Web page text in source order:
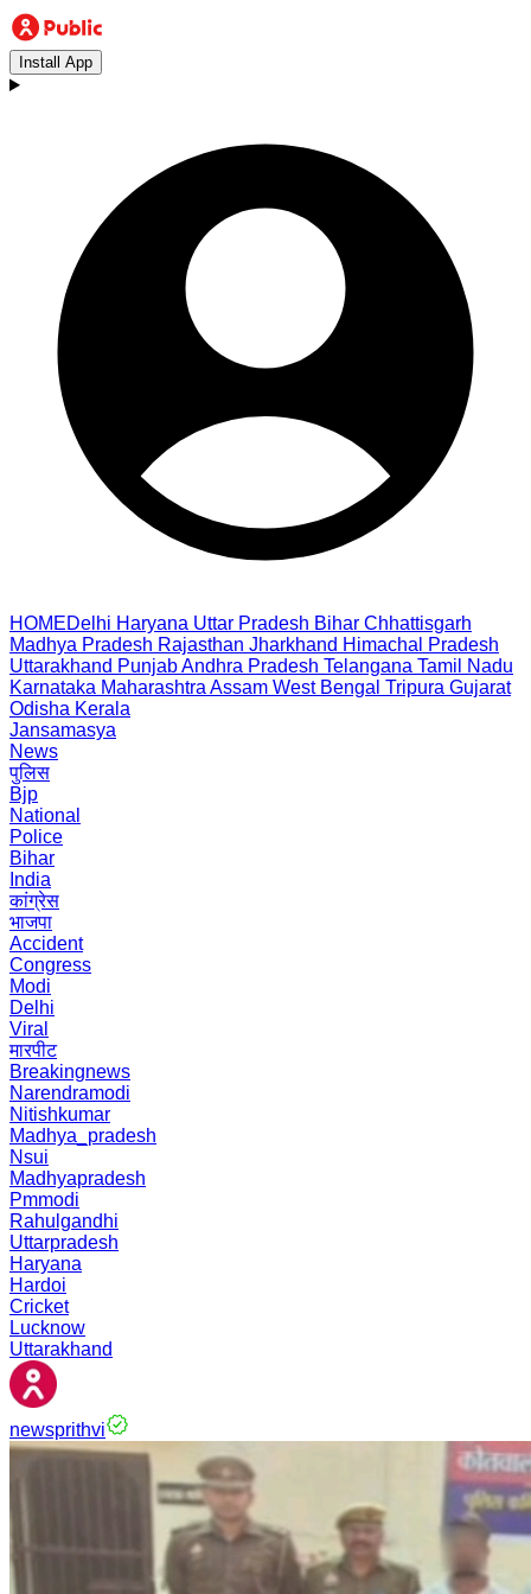
Install App
HOMEDelhi Haryana Uttar Pradesh Bihar Chhattisgarh
Madhya Pradesh Rajasthan Jharkhand Himachal Pradesh
Uttarakhand PunjabAndhra Pradesh Telangana Tamil Nadu
Karnataka Maharashtra Assam West Bengal Tripura Gujarat
Odisha Kerala
Jansamasya
News
पुलिस
Bjp
National
Police
Bihar
India
कांग्रेस
भाजपा
Accident
Congress
Modi
Delhi
Viral
मारपीट
Breakingnews
Narendramodi
Nitishkumar
Madhya_pradesh
Nsui
Madhyapradesh
Pmmodi
Rahulgandhi
Uttarpradesh
Haryana
Hardoi
Cricket
Lucknow
Uttarakhand
newsprithvi